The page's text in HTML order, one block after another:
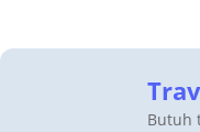
Butuh